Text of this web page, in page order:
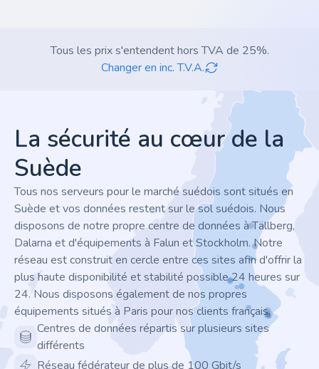
Tous les prix s'entendent hors TVA de 25%.
Changer en inc. T.V.A.
La sécurité au cœur de la
Suède
Tous nos serveurs pour le marché suédois sont situés en
Suède et vos données restent sur le sol suédois. Nous
disposons de notre propre centre de données à Tällberg,
Dalarna et d'équipements à Falun et Stockholm. Notre
réseau est construit en cercle entre ces sites afin d'offrir la
plus haute disponibilité et stabilité possible 24 heures sur
24. Nous disposons également de nos propres
équipements situés à Paris pour nos clients français.
Centres de données répartis sur plusieurs sites
différents
Réseau fédérateur de plus de 100 Gbit/s